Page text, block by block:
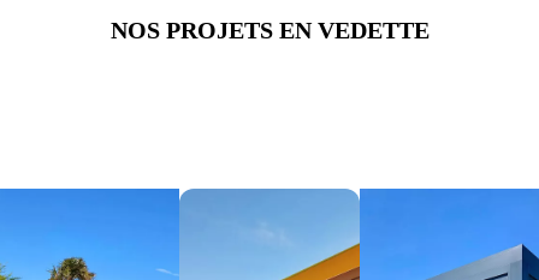
NOS PROJETS EN VEDETTE